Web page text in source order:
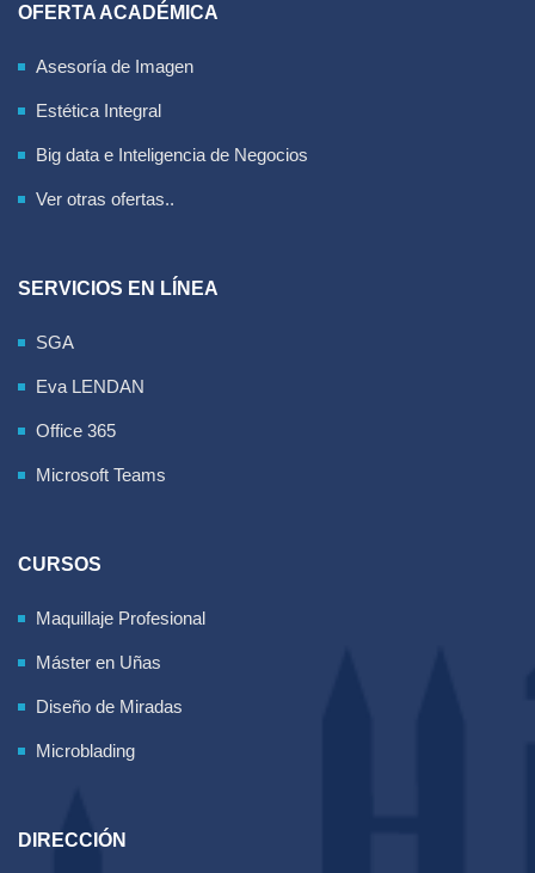
OFERTA ACADÉMICA
Asesoría de Imagen
Estética Integral
Big data e Inteligencia de Negocios
Ver otras ofertas..
SERVICIOS EN LÍNEA
SGA
Eva LENDAN
Office 365
Microsoft Teams
CURSOS
Maquillaje Profesional
Máster en Uñas
Diseño de Miradas
Microblading
DIRECCIÓN